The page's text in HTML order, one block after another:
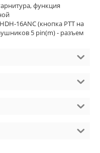
функция
16ANC (кнопка РТТ на
5 pin(m) - разъем